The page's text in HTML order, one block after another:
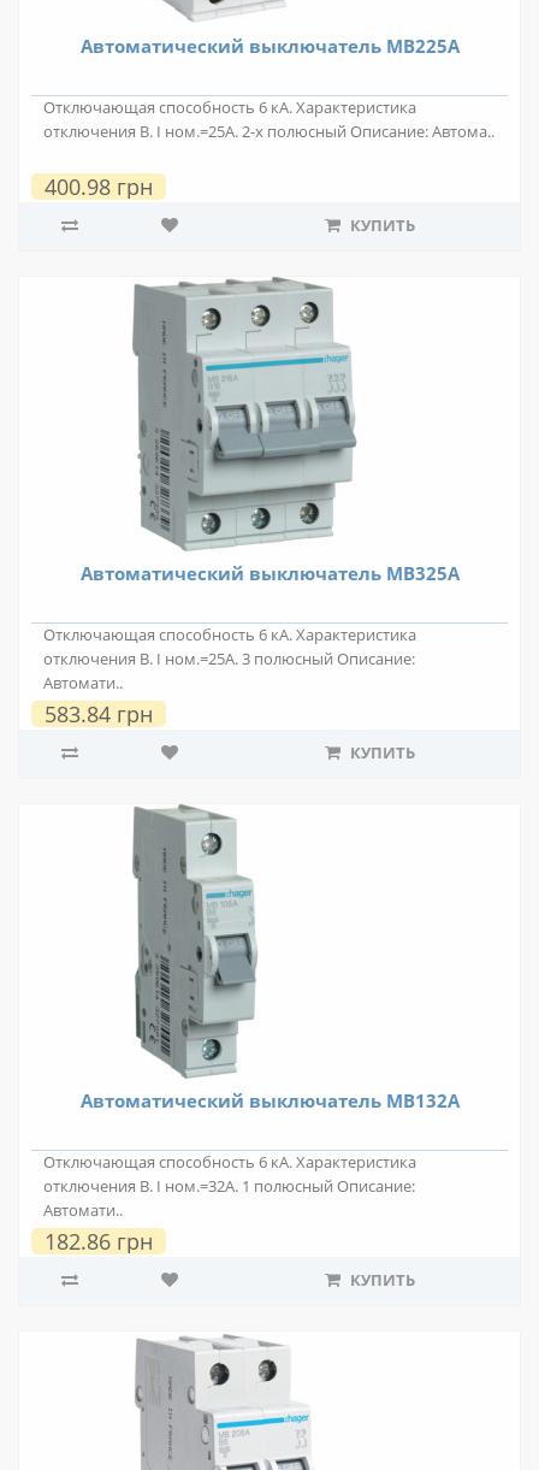
Автоматический выключатель MB225A
Отключающая способность 6 кА. Характеристика
отключения B. I ном.=25А. 2-х полюсный Описание: Автома..
400.98 грн
КУПИТЬ
Автоматический выключатель MB325A
Отключающая способность 6 кА. Характеристика
отключения В. I ном.=25А. 3 полюсный Описание:
Автомати..
583.84 грн
КУПИТЬ
Автоматический выключатель MB132A
Отключающая способность 6 кА. Характеристика
отключения В. I ном.=32А. 1 полюсный Описание:
Автомати..
182.86 грн
КУПИТЬ